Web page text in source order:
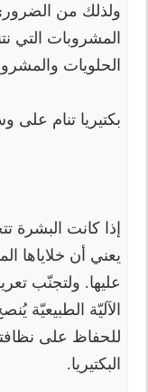
ولذلك من
المشروبات التي
الحلويات
بكتيريا تنام على
إذا كانت البشرة
يعني أن خلاياها
عليها. ولتجنّب
الآليّة الطبيعيّة
للحفاظ على
البكتيريا.